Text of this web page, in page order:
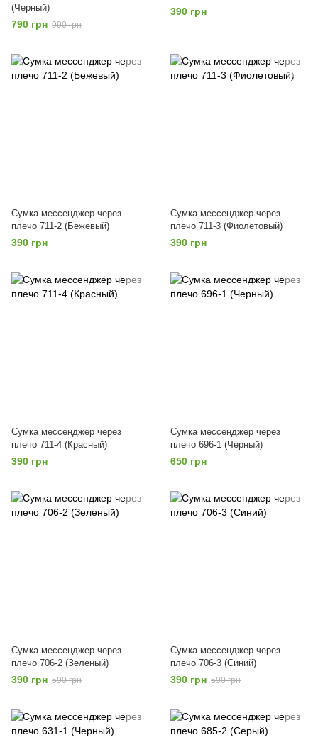
(Черный)
790 грн 990 грн
390 грн
Сумка мессенджер через
плечо 711-2 (Бежевый)
390 грн
Сумка мессенджер через
плечо 711-3 (Фиолетовый)
390 грн
Сумка мессенджер через
плечо 711-4 (Красный)
390 грн
Сумка мессенджер через
плечо 696-1 (Черный)
650 грн
Сумка мессенджер через
плечо 706-2 (Зеленый)
390 грн 590 грн
Сумка мессенджер через
плечо 706-3 (Синий)
390 грн 590 грн